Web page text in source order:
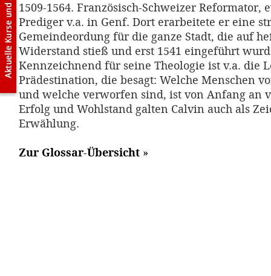
1509-1564. Französisch-Schweizer Reformator,
Prediger v.a. in Genf. Dort erarbeitete er eine
Gemeindeordung für die ganze Stadt, die auf
Widerstand stieß und erst 1541 eingeführt
Kennzeichnend für seine Theologie ist v.a. die
Prädestination, die besagt: Welche Menschen
und welche verworfen sind, ist von Anfang an
Erfolg und Wohlstand galten Calvin auch als
Erwählung.
Zur Glossar-Übersicht »